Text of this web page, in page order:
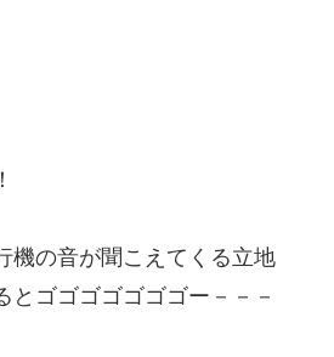
機の音が聞こえてくる立地
とゴゴゴゴゴゴゴー－－－